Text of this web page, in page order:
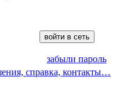
забыли пароль
справка, контакты…